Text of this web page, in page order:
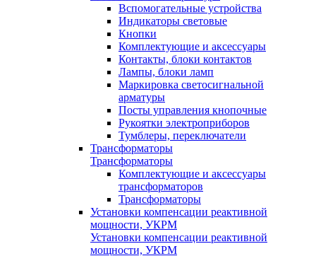
Вспомогательные устройства
Индикаторы световые
Кнопки
Комплектующие и аксессуары
Контакты, блоки контактов
Лампы, блоки ламп
Маркировка светосигнальной
арматуры
Посты управления кнопочные
Рукоятки электроприборов
Тумблеры, переключатели
Трансформаторы
Трансформаторы
Комплектующие и аксессуары
трансформаторов
Трансформаторы
Установки компенсации реактивной
мощности, УКРМ
Установки компенсации реактивной
мощности, УКРМ